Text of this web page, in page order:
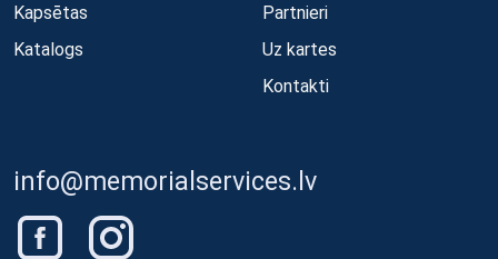
Kapsētas
Katalogs
Partnieri
Uz kartes
Kontakti
info@memorialservices.lv